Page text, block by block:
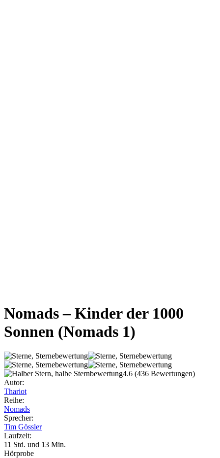
Nomads – Kinder der 1000
Sonnen (Nomads 1)
4.6 (436 Bewertungen)
Autor:
Thariot
Reihe:
Nomads
Sprecher:
Tim Gössler
Laufzeit:
11 Std. und 13 Min.
Hörprobe